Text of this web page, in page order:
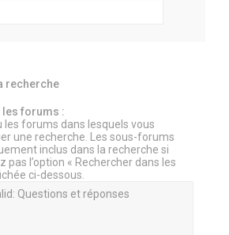
recherche
les forums :
les forums dans lesquels vous
une recherche. Les sous-forums
inclus dans la recherche si
pas l’option « Rechercher dans les
ci-dessous.